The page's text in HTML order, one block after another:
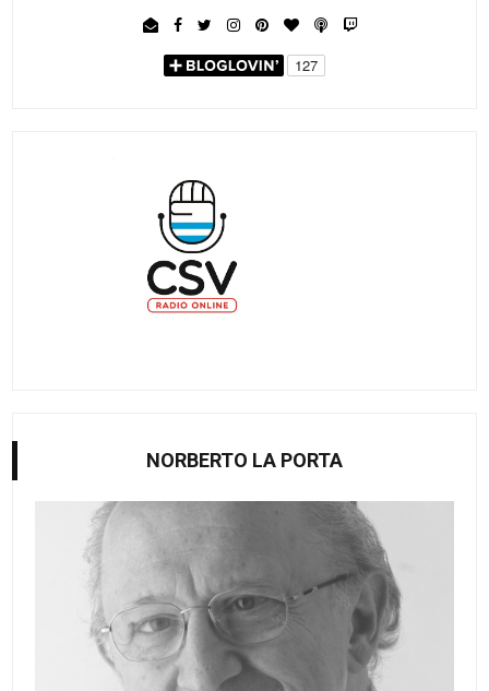
NORBERTO LA PORTA